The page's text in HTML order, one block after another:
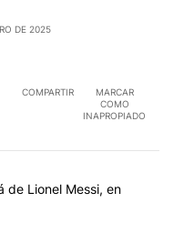
DE 2025
COMPARTIR
MARCAR
COMO
INAPROPIADO
comentarios en los
Jorge Messi, el
de Lionel Messi, en